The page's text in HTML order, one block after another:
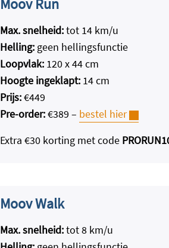
Moov Run
Max. snelheid:tot 14 km/u
Helling: geen hellingsfunctie
Loopvlak: 120 x 44 cm
Hoogte ingeklapt: 14 cm
Prijs:€449
Pre-order:€389 – bestel hier
Extra €30 korting met code
Moov Walk
Max. snelheid:tot 8 km/u